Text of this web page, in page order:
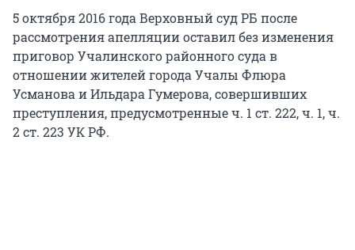
5 октября 2016 года Верховный суд РБ после
рассмотрения апелляции оставил без изменения
приговор Учалинского районного суда в
отношении жителей города Учалы Флюра
Усманова и Ильдара Гумерова, совершивших
преступления, предусмотренные ч. 1 ст. 222, ч. 1, ч.
2 ст. 223 УК РФ.